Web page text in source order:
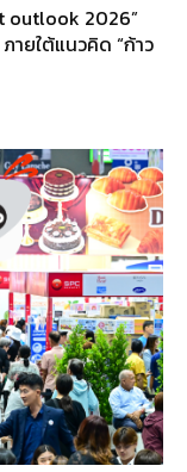
outlook 2026”
ายใต้แนวคิด “ก้าว